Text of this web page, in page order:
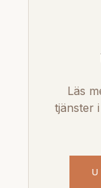
Läs
tjänster